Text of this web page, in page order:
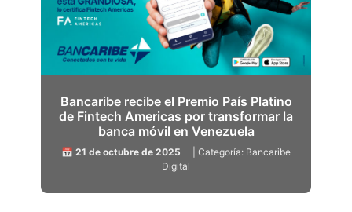
Bancaribe recibe el Premio País Platino
de Fintech Americas por transformar la
banca móvil en Venezuela
📅 21 de octubre de 2025
| Categoría: Bancaribe
Digital